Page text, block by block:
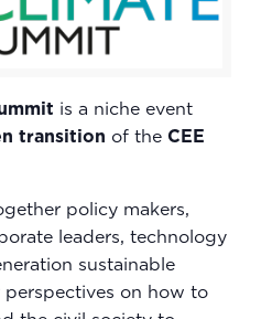
is a niche event
transition of theCEE
policy makers,
leaders, technology
sustainable
perspectives on how to